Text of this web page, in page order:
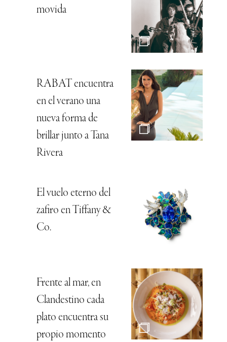
movida
RABAT encuentra
en el verano una
nueva forma de
brillar junto a Tana
Rivera
El vuelo eterno del
zafiro en Tiffany &
Co.
Frente al mar, en
Clandestino cada
plato encuentra su
propio momento